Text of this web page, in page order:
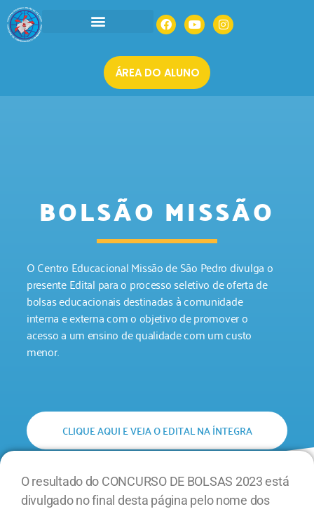
ÁREA DO ALUNO
BOLSÃO MISSÃO
O Centro Educacional Missão de São Pedro divulga o
presente Edital para o processo seletivo de oferta de
bolsas educacionais destinadas à comunidade
interna e externa com o objetivo de promover o
acesso a um ensino de qualidade com um custo
menor.
CLIQUE AQUI E VEJA O EDITAL NA ÍNTEGRA
O resultado do CONCURSO DE BOLSAS 2023 está
divulgado no final desta página pelo nome dos